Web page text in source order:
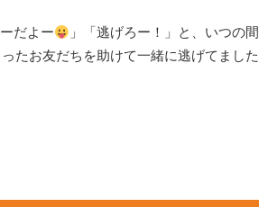
だよー
」「逃げろー！」と、いつの
たお友だちを助けて一緒に逃げてました